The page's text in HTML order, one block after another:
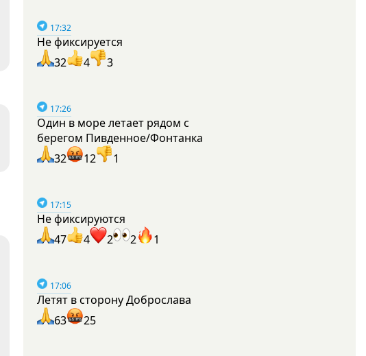
17:32
Не фиксируется
32
4 3
17:26
Один в море летает рядом с
берегом Пивденное/Фонтанка
32
12 1
17:15
Не фиксируются
47
4 2 2 1
17:06
Летят в сторону Доброслава
63
25